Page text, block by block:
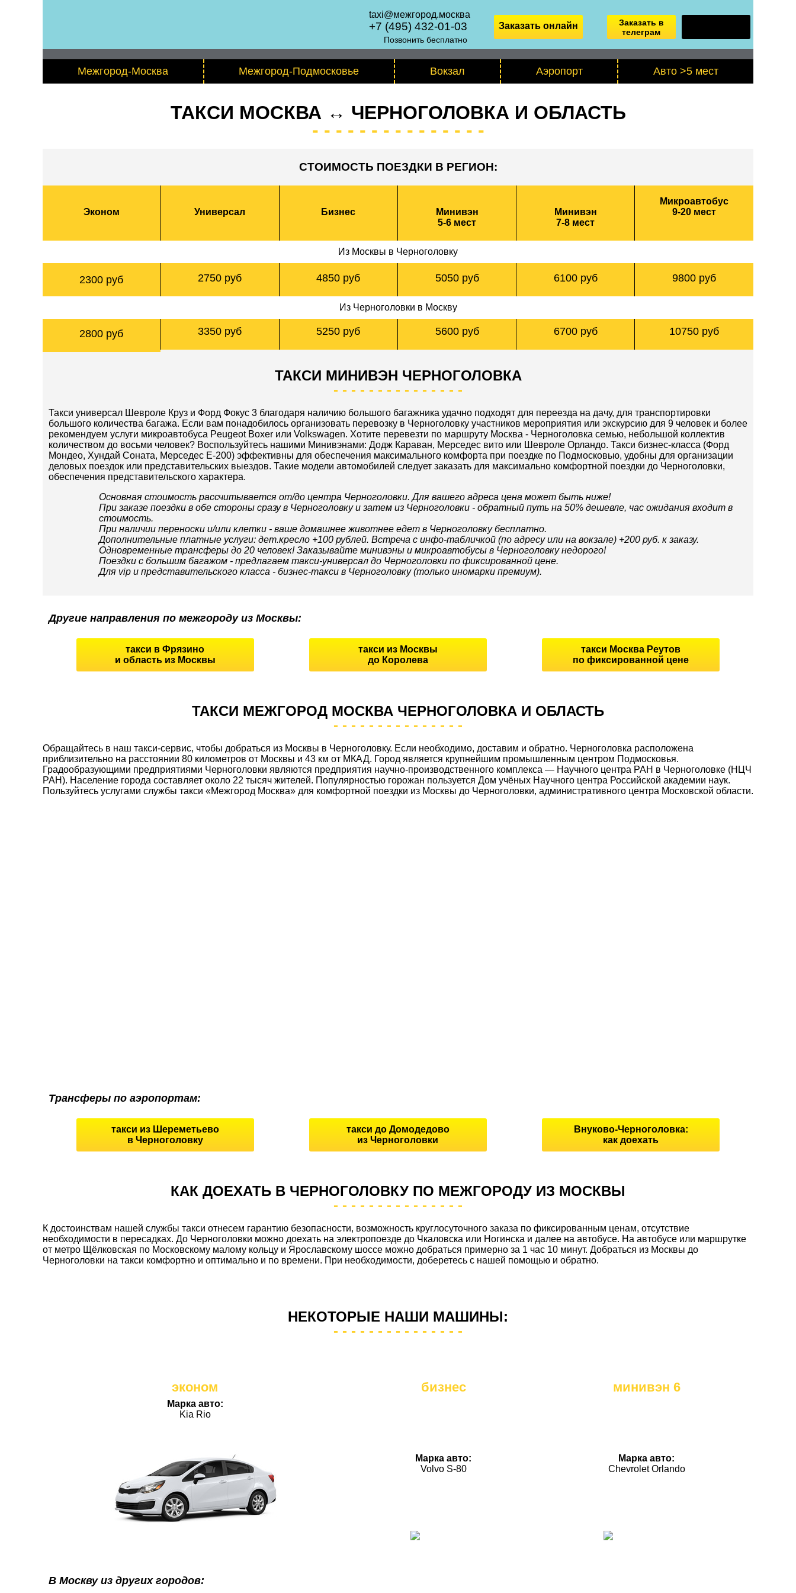
taxi@межгород.москва
+7 (495) 432-01-03
Позвонить бесплатно
Заказать онлайн
Заказать в
телеграм
Межгород-Москва Межгород-Подмосковье Вокзал Аэропорт Авто >5 мест
ТАКСИ МОСКВА ↔ ЧЕРНОГОЛОВКА И ОБЛАСТЬ
СТОИМОСТЬ ПОЕЗДКИ В РЕГИОН:
Эконом
Из Москвы в Черноголовку
2300 руб
Из Черноголовки в Москву
2800 руб
Универсал
2750 руб
3350 руб
Бизнес
Из Москвы в Черноголовку
4850 руб
Из Черноголовки в Москву
5250 руб
Минивэн
5-6 мест
Из Москвы в Черноголовку
5050 руб
Из Черноголовки в Москву
5600 руб
Минивэн
7-8 мест
6100 руб
6700 руб
Микроавтобус
9-20 мест
9800 руб
10750 руб
ТАКСИ МИНИВЭН ЧЕРНОГОЛОВКА
Такси универсал Шевроле Круз и Форд Фокус 3 благодаря наличию большого багажника удачно подходят для переезда на дачу, для транспортировки
большого количества багажа. Если вам понадобилось организовать перевозку в Черноголовку участников мероприятия или экскурсию для 9 человек и более
рекомендуем услуги микроавтобуса Peugeot Boxer или Volkswagen. Хотите перевезти по маршруту Москва - Черноголовка семью, небольшой коллектив
количеством до восьми человек? Воспользуйтесь нашими Минивэнами: Додж Караван, Мерседес вито или Шевроле Орландо. Такси бизнес-класса (Форд
Мондео, Хундай Соната, Мерседес Е-200) эффективны для обеспечения максимального комфорта при поездке по Подмосковью, удобны для организации
деловых поездок или представительских выездов. Такие модели автомобилей следует заказать для максимально комфортной поездки до Черноголовки,
обеспечения представительского характера.
Основная стоимость рассчитывается от/до центра Черноголовки. Для вашего адреса цена может быть ниже!
При заказе поездки в обе стороны сразу в Черноголовку и затем из Черноголовки - обратный путь на 50% дешевле, час ожидания входит в
стоимость.
При наличии переноски и/или клетки - ваше домашнее животнее едет в Черноголовку бесплатно.
Дополнительные платные услуги: дет.кресло +100 рублей. Встреча с инфо-табличкой (по адресу или на вокзале) +200 руб. к заказу.
Одновременные трансферы до 20 человек! Заказывайте минивэны и микроавтобусы в Черноголовку недорого!
Поездки с большим багажом - предлагаем такси-универсал до Черноголовки по фиксированной цене.
Для vip и представительского класса - бизнес-такси в Черноголовку (только иномарки премиум).
Другие направления по межгороду из Москвы:
такси в Фрязино
и область из Москвы
такси из Москвы
до Королева
такси Москва Реутов
по фиксированной цене
ТАКСИ МЕЖГОРОД МОСКВА ЧЕРНОГОЛОВКА И ОБЛАСТЬ
Обращайтесь в наш такси-сервис, чтобы добраться из Москвы в Черноголовку. Если необходимо, доставим и обратно. Черноголовка расположена
приблизительно на расстоянии 80 километров от Москвы и 43 км от МКАД. Город является крупнейшим промышленным центром Подмосковья.
Градообразующими предприятиями Черноголовки являются предприятия научно-производственного комплекса — Научного центра РАН в Черноголовке (НЦЧ
РАН). Население города составляет около 22 тысяч жителей. Популярностью горожан пользуется Дом учёных Научного центра Российской академии наук.
Пользуйтесь услугами службы такси «Межгород Москва» для комфортной поездки из Москвы до Черноголовки, административного центра Московской области.
Трансферы по аэропортам:
такси из Шереметьево
в Черноголовку
такси до Домодедово
из Черноголовки
Внуково-Черноголовка:
как доехать
КАК ДОЕХАТЬ В ЧЕРНОГОЛОВКУ ПО МЕЖГОРОДУ ИЗ МОСКВЫ
К достоинствам нашей службы такси отнесем гарантию безопасности, возможность круглосуточного заказа по фиксированным ценам, отсутствие
необходимости в пересадках. До Черноголовки можно доехать на электропоезде до Чкаловска или Ногинска и далее на автобусе. На автобусе или маршрутке
от метро Щёлковская по Московскому малому кольцу и Ярославскому шоссе можно добраться примерно за 1 час 10 минут. Добраться из Москвы до
Черноголовки на такси комфортно и оптимально и по времени. При необходимости, доберетесь с нашей помощью и обратно.
НЕКОТОРЫЕ НАШИ МАШИНЫ:
эконом
Марка авто:
Kia Rio
бизнес
Марка авто:
Volvo S-80
минивэн 6
Марка авто:
Chevrolet Orlando
В Москву из других городов: